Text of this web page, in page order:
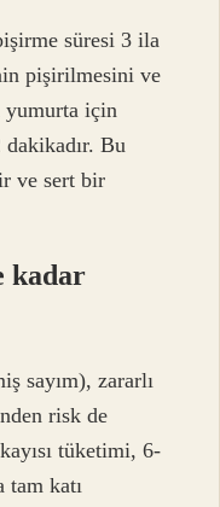
süresi 3 ila
pişirilmesini ve
yumurta için
Bu
ve sert bir
kadar
sayım), zararlı
risk de
tüketimi, 6-
tam katı